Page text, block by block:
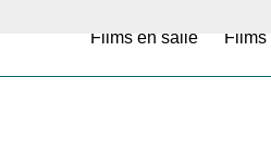
Films en salle Films